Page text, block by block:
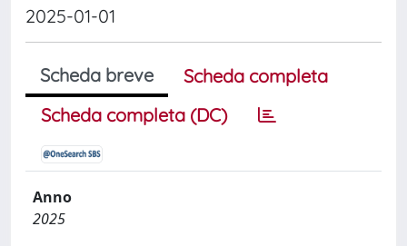
2025-01-01
Scheda breve
Scheda completa
Scheda completa (DC)
Anno
2025